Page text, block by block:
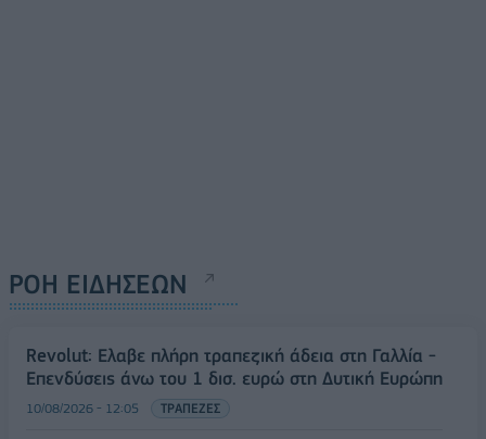
ΡΟΗ ΕΙΔΗΣΕΩΝ
Revolut: Ελαβε πλήρη τραπεζική άδεια στη Γαλλία -
Επενδύσεις άνω του 1 δισ. ευρώ στη Δυτική Ευρώπη
10/08/2026 - 12:05 ΤΡΑΠΕΖΕΣ